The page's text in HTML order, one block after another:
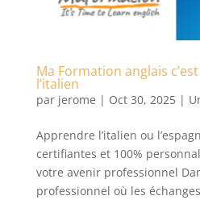
Ma Formation anglais
l’italien
par jerome | Oct 30, 2025|
Apprendre l’italien ou
certifiantes et 100%
votre avenir professionnel
professionnel où les